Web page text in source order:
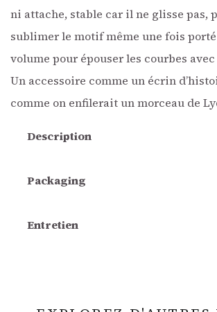
ni attache, stable car il ne glisse pas,
sublimer le motif même une fois
volume pour épouser les courbes
Un accessoire comme un écrin
comme on enfilerait un morceau de
Description
Packaging
Entretien